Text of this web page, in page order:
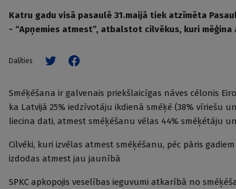
Katru gadu visā pasaulē 31.maijā tiek atzīmēta
- “Apņemies atmest”, atbalstot cilvēkus, kuri
Dalīties
Smēķēšana ir galvenais priekšlaicīgas nāves cēlonis
ka Latvijā 25% iedzīvotāju ikdienā smēķē (38% vīriešu
liecina dati, atmest smēķēšanu vēlas 44% smēķētāju
Cilvēki, kuri izvēlas atmest smēķēšanu, pēc pāris
izdodas atmest jau jaunībā
SPKC apkopojis veselības ieguvumi atkarībā no